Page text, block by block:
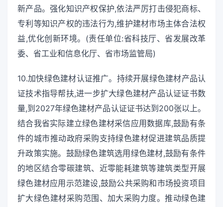
新产品。强化知识产权保护,依法严厉打击侵犯商标、
专利等知识产权的违法行为,维护建材市场主体合法权
益,优化创新环境。(责任单位:省科技厅、省发展改革
委、省工业和信息化厅、省市场监管局)
10.加快绿色建材认证推广。持续开展绿色建材产品认
证技术指导帮扶,进一步扩大绿色建材产品认证证书数
量,到2027年绿色建材产品认证证书达到200张以上。
结合我省实际建立绿色建材采信应用数据库,鼓励有条
件的城市推动政府采购支持绿色建材促进建筑品质提
升政策实施。鼓励绿色建筑选用绿色建材,鼓励有条件
的地区结合零碳建筑、近零能耗建筑等建筑类型开展
绿色建材应用示范建设,鼓励公共采购和市场投资项目
扩大绿色建材采购范围、加大采购力度。推动绿色建